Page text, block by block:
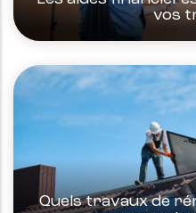
vos
Quels travaux de